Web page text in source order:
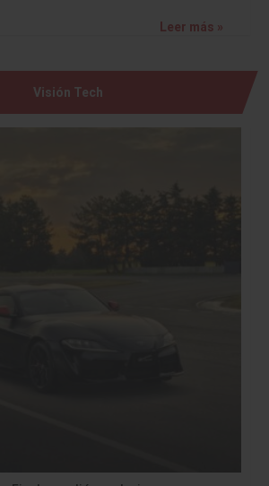
Leer más »
Visión Tech